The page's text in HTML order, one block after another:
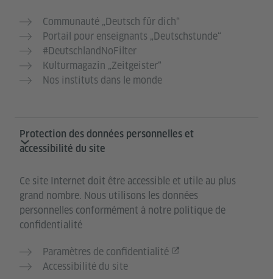
Communauté „Deutsch für dich“
Portail pour enseignants „Deutschstunde“
#DeutschlandNoFilter
Kulturmagazin „Zeitgeister“
Nos instituts dans le monde
Protection des données personnelles et
accessibilité du site
Ce site Internet doit être accessible et utile au plus
grand nombre. Nous utilisons les données
personnelles conformément à notre politique de
confidentialité
Paramètres de confidentialité
Accessibilité du site